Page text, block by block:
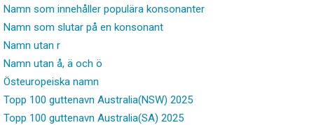
Namn som innehåller populära konsonanter
Namn som slutar på en konsonant
Namn utan r
Namn utan å, ä och ö
Östeuropeiska namn
Topp 100 guttenavn Australia(NSW) 2025
Topp 100 guttenavn Australia(SA) 2025